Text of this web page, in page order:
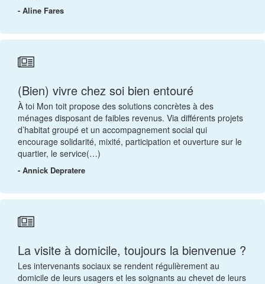
- Aline Fares
(Bien) vivre chez soi bien entouré
À toi Mon toit propose des solutions concrètes à des
ménages disposant de faibles revenus. Via différents projets
d’habitat groupé et un accompagnement social qui
encourage solidarité, mixité, participation et ouverture sur le
quartier, le service(…)
- Annick Depratere
La visite à domicile, toujours la bienvenue ?
Les intervenants sociaux se rendent régulièrement au
domicile de leurs usagers et les soignants au chevet de leurs